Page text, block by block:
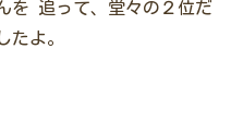
を 追って、堂々の２位だ
たよ。